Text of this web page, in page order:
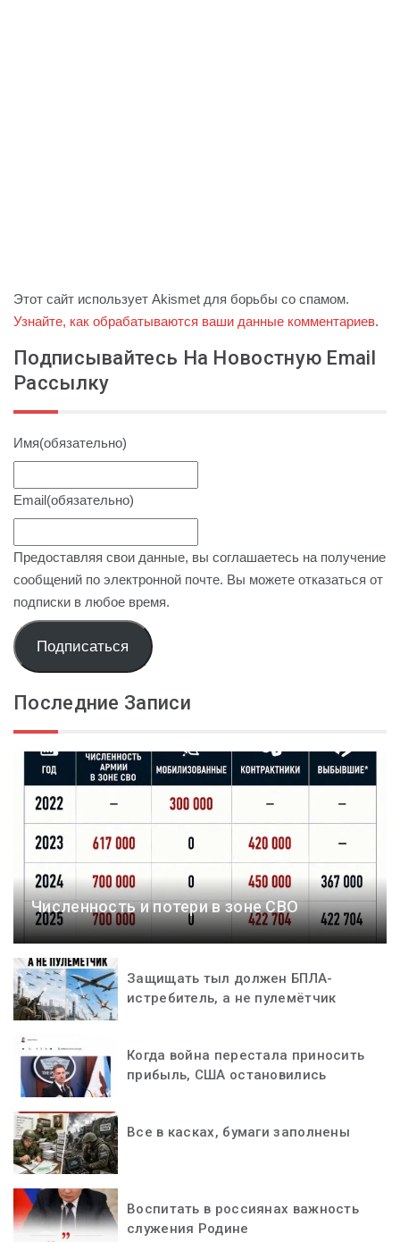
Этот сайт использует Akismet для борьбы со спамом.
Узнайте, как обрабатываются ваши данные комментариев.
Подписывайтесь На Новостную Email
Рассылку
Имя(обязательно)
Email (обязательно)
Предоставляя свои данные, вы соглашаетесь на получение
сообщений по электронной почте. Вы можете отказаться от
подписки в любое время.
Подписаться
Последние Записи
Численность и потери в зоне СВО
Защищать тыл должен БПЛА-
истребитель, а не пулемётчик
Когда война перестала приносить
прибыль, США остановились
Все в касках, бумаги заполнены
Воспитать в россиянах важность
служения Родине